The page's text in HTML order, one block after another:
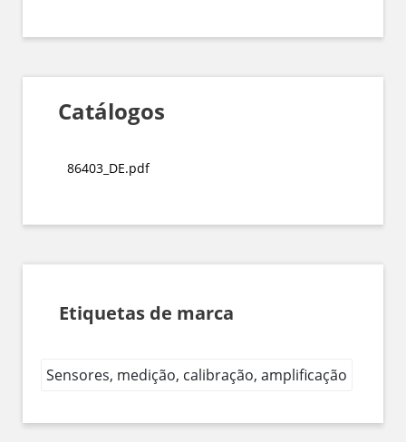
Catálogos
86403_DE.pdf
Etiquetas de marca
Sensores, medição, calibração, amplificação